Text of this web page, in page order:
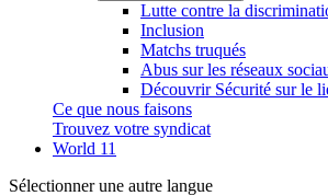
Lutte contre la
Inclusion
Matchs truqués
Abus sur les réseaux
Découvrir Sécurité sur le
Ce que nous faisons
Trouvez votre syndicat
World 11
Sélectionner une autre langue